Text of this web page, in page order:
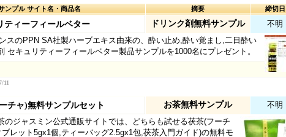
ンプル サイト名・商品名 摘要 締切日
ティーフィールベター ドリンク剤無料サンプル
不明
スのPPN SA社製ハーブエキス由来の、酔い止め,酔い覚まし,二日酔い
セキュリティーフィールベター製品サンプルを1000名にプレゼント。
11
チャ)無料サンプルセット お茶無料サンプル
不明
のジャスミン公式通販サイトでは、どちらも試せる茯茶(フーチ
レット5gx1個,ティーバッグ2.5gx1包,茯茶入門ガイド)の無料モ